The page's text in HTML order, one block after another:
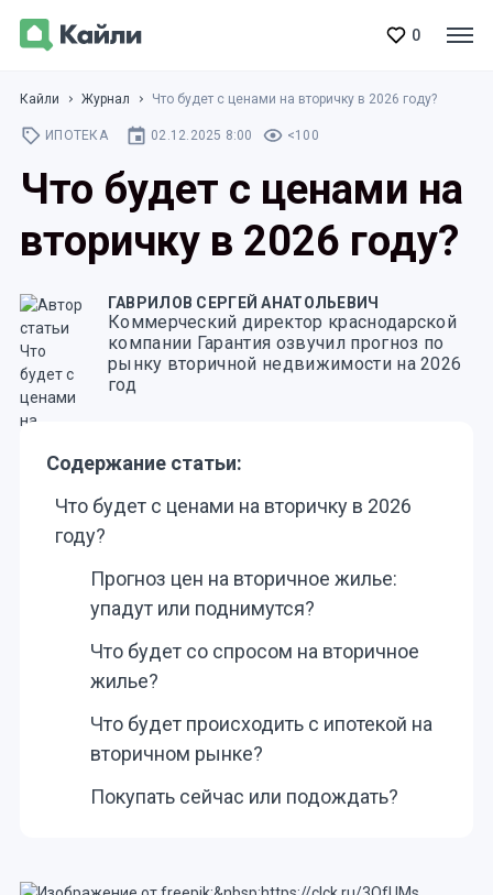
0
Кайли Журнал Что будет с ценами на вторичку в 2026 году?
ИПОТЕКА 02.12.2025 8:00 <100
Что будет с ценами на
вторичку в 2026 году?
ГАВРИЛОВ СЕРГЕЙ АНАТОЛЬЕВИЧ
Коммерческий директор краснодарской
компании Гарантия озвучил прогноз по
рынку вторичной недвижимости на 2026
год
Содержание статьи:
Что будет с ценами на вторичку в 2026
году?
Прогноз цен на вторичное жилье:
упадут или поднимутся?
Что будет со спросом на вторичное
жилье?
Что будет происходить с ипотекой на
вторичном рынке?
Покупать сейчас или подождать?